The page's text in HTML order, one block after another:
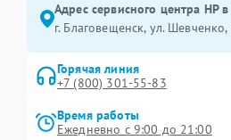
Адрес сервисного центра HP
г. Благовещенск, ул. Шевченко,
Горячая линия
+7 (800) 301-55-83
Время работы
Ежедневно с 9:00 до 21:00